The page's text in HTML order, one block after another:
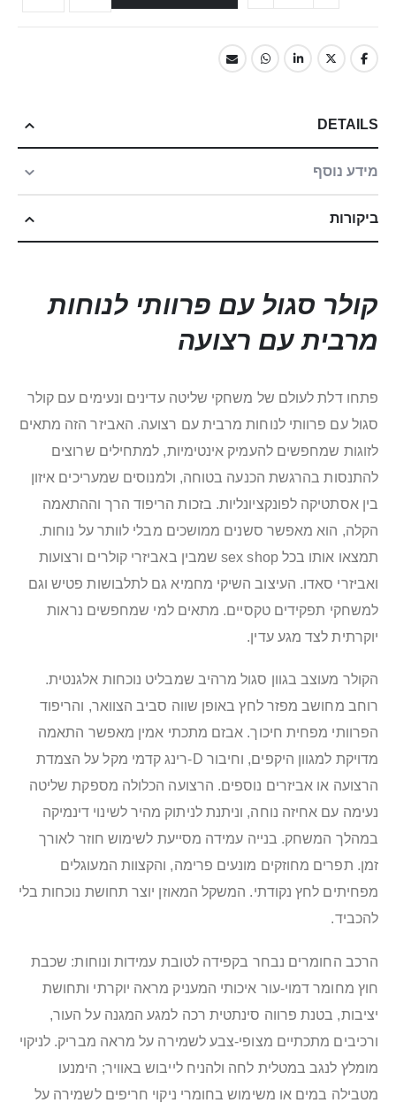
DETAILS
מידע נוסף
ביקורות
קולר סגול עם פרוותי לנוחות
מרבית עם רצועה
פתחו דלת לעולם של משחקי שליטה עדינים ונעימים עם קולר
סגול עם פרוותי לנוחות מרבית עם רצועה. האביזר הזה מתאים
לזוגות שמחפשים להעמיק אינטימיות, למתחילים שרוצים
להתנסות בהרגשת הכנעה בטוחה, ולמנוסים שמעריכים איזון
בין אסתטיקה לפונקציונליות. בזכות הריפוד הרך וההתאמה
הקלה, הוא מאפשר סשנים ממושכים מבלי לוותר על נוחות.
תמצאו אותו בכל sex shop שמבין באביזרי קולרים ורצועות
ואביזרי סאדו. העיצוב השיקי מחמיא גם לתלבושות פטיש וגם
למשחקי תפקידים טקסיים. מתאים למי שמחפשים נראות
יוקרתית לצד מגע עדין.
הקולר מעוצב בגוון סגול מרהיב שמבליט נוכחות אלגנטית.
רוחב מחושב מפזר לחץ באופן שווה סביב הצוואר, והריפוד
הפרוותי מפחית חיכוך. אבזם מתכתי אמין מאפשר התאמה
מדויקת למגוון היקפים, וחיבור D-רינג קדמי מקל על הצמדת
הרצועה או אביזרים נוספים. הרצועה הכלולה מספקת שליטה
נעימה עם אחיזה נוחה, וניתנת לניתוק מהיר לשינוי דינמיקה
במהלך המשחק. בנייה עמידה מסייעת לשימוש חוזר לאורך
זמן. תפרים מחוזקים מונעים פרימה, והקצוות המעוגלים
מפחיתים לחץ נקודתי. המשקל המאוזן יוצר תחושת נוכחות בלי
להכביד.
הרכב החומרים נבחר בקפידה לטובת עמידות ונוחות: שכבת
חוץ מחומר דמוי-עור איכותי המעניק מראה יוקרתי ותחושת
יציבות, בטנת פרווה סינתטית רכה למגע המגנה על העור,
ורכיבים מתכתיים מצופי-צבע לשמירה על מראה מבריק. לניקוי
מומלץ לנגב במטלית לחה ולהניח לייבוש באוויר; הימנעו
מטבילה במים או משימוש בחומרי ניקוי חריפים לשמירה על